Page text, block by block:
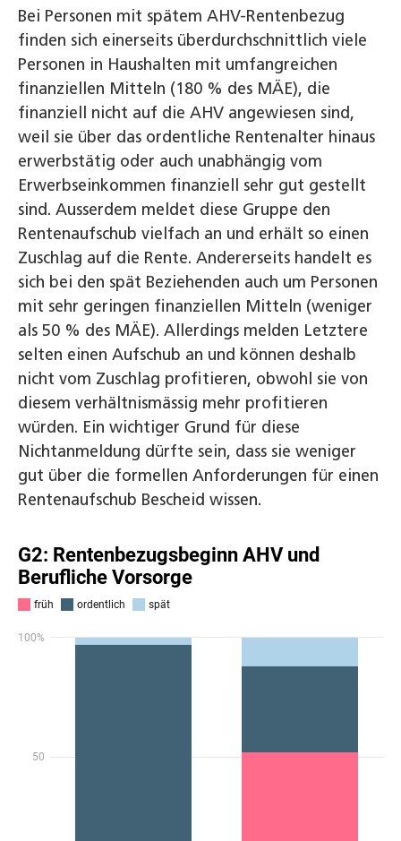
Bei Personen mit spätem AHV-Rentenbezug
finden sich einerseits überdurchschnittlich viele
Personen in Haushalten mit umfangreichen
finanziellen Mitteln (180 % des MÄE), die
finanziell nicht auf die AHV angewiesen sind,
weil sie über das ordentliche Rentenalter hinaus
erwerbstätig oder auch unabhängig vom
Erwerbseinkommen finanziell sehr gut gestellt
sind. Ausserdem meldet diese Gruppe den
Rentenaufschub vielfach an und erhält so einen
Zuschlag auf die Rente. Andererseits handelt es
sich bei den spät Beziehenden auch um Personen
mit sehr geringen finanziellen Mitteln (weniger
als 50 % des MÄE). Allerdings melden Letztere
selten einen Aufschub an und können deshalb
nicht vom Zuschlag profitieren, obwohl sie von
diesem verhältnismässig mehr profitieren
würden. Ein wichtiger Grund für diese
Nichtanmeldung dürfte sein, dass sie weniger
gut über die formellen Anforderungen für einen
Rentenaufschub Bescheid wissen.